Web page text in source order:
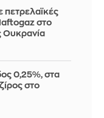
πετρελαϊκές
στο
Ουκρανία
0,25%, στα
στο